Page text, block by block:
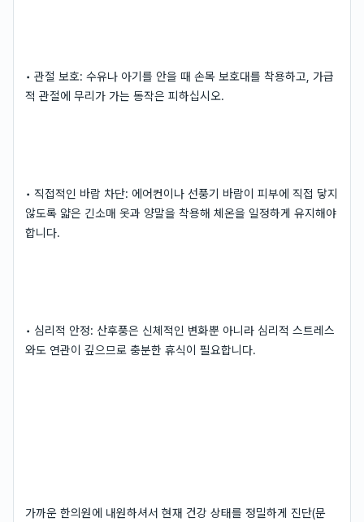
• 관절 보호: 수유나 아기를 안을 때 손목 보호대를 착용하고, 가급
적 관절에 무리가 가는 동작은 피하십시오.
• 직접적인 바람 차단: 에어컨이나 선풍기 바람이 피부에 직접 닿지
않도록 얇은 긴소매 옷과 양말을 착용해 체온을 일정하게 유지해야
합니다.
• 심리적 안정: 산후풍은 신체적인 변화뿐 아니라 심리적 스트레스
와도 연관이 깊으므로 충분한 휴식이 필요합니다.
가까운 한의원에 내원하셔서 현재 건강 상태를 정밀하게 진단(문